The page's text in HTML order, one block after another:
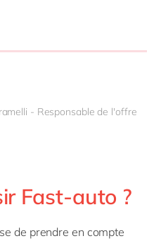
- Responsable de l'offre
Fast-auto ?
de prendre en compte